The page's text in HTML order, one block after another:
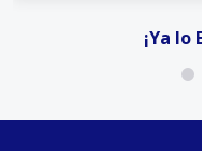
¡Ya lo